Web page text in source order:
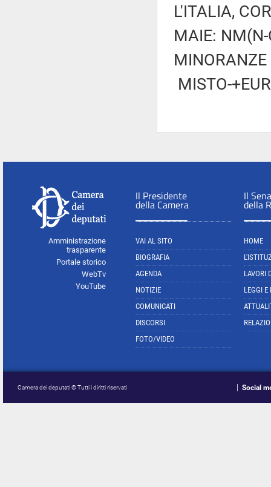
L'ITALIA,
MAIE:
MISTO-
Amministrazione
trasparente
Portale storico
WebTv
YouTube
Il Presidente
della Camera
VAI AL SITO
BIOGRAFIA
AGENDA
NOTIZIE
COMUNICATI
DISCORSI
FOTO/VIDEO
Il
della
HOME
LAVORI
LEGGI E
Camera dei deputati © Tutti i diritti riservati Social